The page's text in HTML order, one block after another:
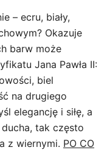
– ecru, biały,
Okazuje
barw może
Jana Pawła II:
biel
na drugiego
elegancję i siłę, a
tak często
z wiernymi. PO CO